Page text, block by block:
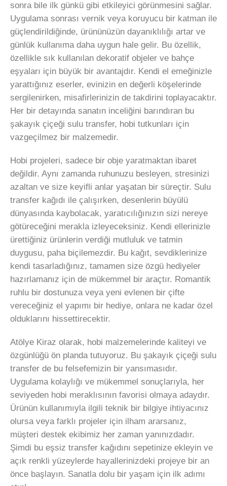
sonra bile ilk günkü gibi etkileyici görünmesini sağlar.
Uygulama sonrası vernik veya koruyucu bir katman ile
güçlendirildiğinde, ürününüzün dayanıklılığı artar ve
günlük kullanıma daha uygun hale gelir. Bu özellik,
özellikle sık kullanılan dekoratif objeler ve bahçe
eşyaları için büyük bir avantajdır. Kendi el emeğinizle
yarattığınız eserler, evinizin en değerli köşelerinde
sergilenirken, misafirlerinizin de takdirini toplayacaktır.
Her bir detayında sanatın inceliğini barındıran bu
şakayık çiçeği sulu transfer, hobi tutkunları için
vazgeçilmez bir malzemedir.
Hobi projeleri, sadece bir obje yaratmaktan ibaret
değildir. Aynı zamanda ruhunuzu besleyen, stresinizi
azaltan ve size keyifli anlar yaşatan bir süreçtir. Sulu
transfer kağıdı ile çalışırken, desenlerin büyülü
dünyasında kaybolacak, yaratıcılığınızın sizi nereye
götüreceğini merakla izleyeceksiniz. Kendi ellerinizle
ürettiğiniz ürünlerin verdiği mutluluk ve tatmin
duygusu, paha biçilemezdir. Bu kağıt, sevdiklerinize
kendi tasarladığınız, tamamen size özgü hediyeler
hazırlamanız için de mükemmel bir araçtır. Romantik
ruhlu bir dostunuza veya yeni evlenen bir çifte
vereceğiniz el yapımı bir hediye, onlara ne kadar özel
olduklarını hissettirecektir.
Atölye Kiraz olarak, hobi malzemelerinde kaliteyi ve
özgünlüğü ön planda tutuyoruz. Bu şakayık çiçeği sulu
transfer de bu felsefemizin bir yansımasıdır.
Uygulama kolaylığı ve mükemmel sonuçlarıyla, her
seviyeden hobi meraklısının favorisi olmaya adaydır.
Ürünün kullanımıyla ilgili teknik bir bilgiye ihtiyacınız
olursa veya farklı projeler için ilham ararsanız,
müşteri destek ekibimiz her zaman yanınızdadır.
Şimdi bu eşsiz transfer kağıdını sepetinize ekleyin ve
açık renkli yüzeylerde hayallerinizdeki projeye bir an
önce başlayın. Sanatla dolu bir yaşam için ilk adımı